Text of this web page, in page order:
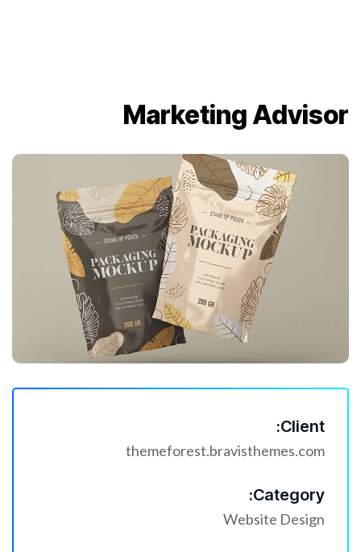
Marketing Advisor
Client:
themeforest.bravisthemes.com
Category:
Website Design